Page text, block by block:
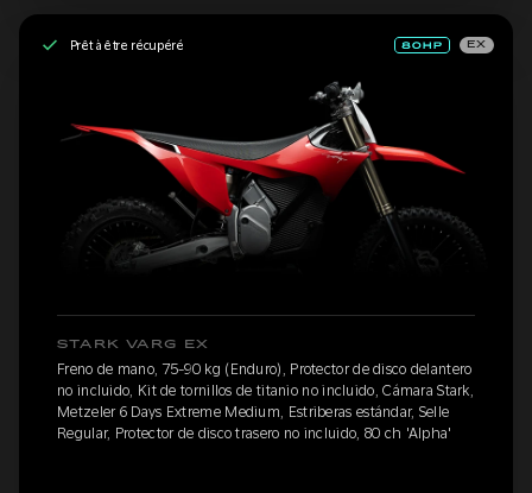
Prêt à être récupéré EX
STARK VARG EX
Freno de mano, 75-90 kg (Enduro), Protector de disco delantero
no incluido, Kit de tornillos de titanio no incluido, Cámara Stark,
Metzeler 6 Days Extreme Medium, Estriberas estándar, Selle
Regular, Protector de disco trasero no incluido, 80 ch 'Alpha'